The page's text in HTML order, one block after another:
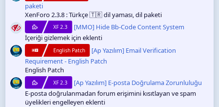
paketi
XenForo 2.3.8 : Türkçe 🇹🇷 dil yaması, dil paketi
XF 2.3
[MMO] Hide Bb-Code Content System
İçeriği gizlemek için eklenti
English Patch
[Ap Yazılım] Email Verification
Requirement - English Patch
English Patch
XF 2.3
[Ap Yazılım] E-posta Doğrulama Zorunluluğu
E-posta doğrulanmadan forum erişimini kısıtlayan ve spam
üyelikleri engelleyen eklenti